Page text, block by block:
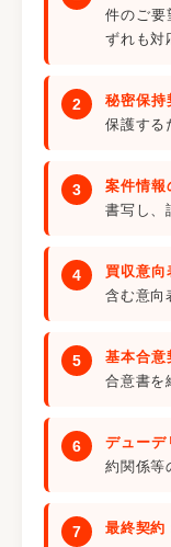
件のご要
ずれも対
秘密保持
保護する
案件情報
書写し、
買収意向
含む意向
基本合意
合意書を
デューデ
約関係等
最終契約